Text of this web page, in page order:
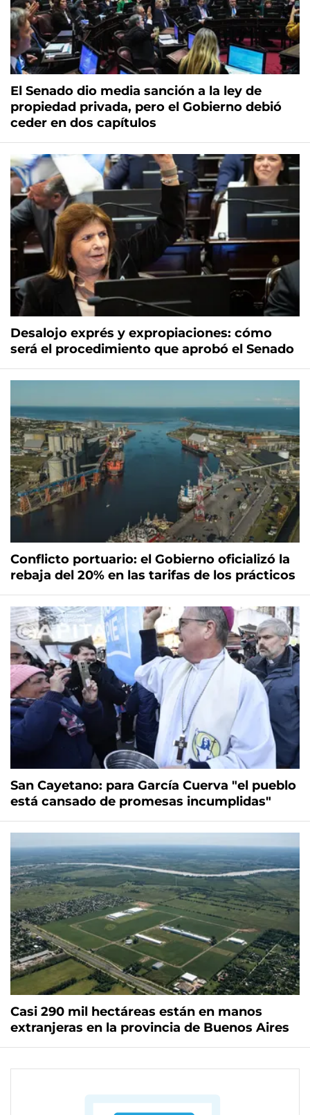
El Senado dio media sanción a la ley de
propiedad privada, pero el Gobierno debió
ceder en dos capítulos
Desalojo exprés y expropiaciones: cómo
será el procedimiento que aprobó el Senado
Conflicto portuario: el Gobierno oficializó la
rebaja del 20% en las tarifas de los prácticos
San Cayetano: para García Cuerva "el pueblo
está cansado de promesas incumplidas"
Casi 290 mil hectáreas están en manos
extranjeras en la provincia de Buenos Aires